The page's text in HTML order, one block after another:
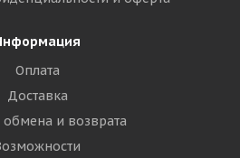
Оплата
Доставка
обмена и возврата